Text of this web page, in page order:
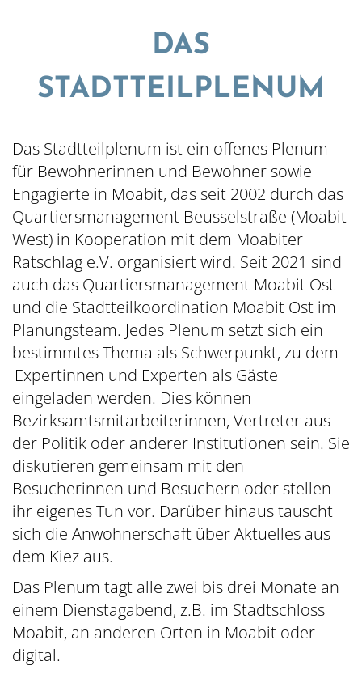
© QM Beusselstraße
Inhalt hinzufügen...
DAS
STADTTEILPLENUM
Das Stadtteilplenum ist ein offenes Plenum
für Bewohnerinnen und Bewohner sowie
Engagierte in Moabit, das seit 2002 durch das
Quartiersmanagement Beusselstraße (Moabit
West) in Kooperation mit dem Moabiter
Ratschlag e.V. organisiert wird. Seit 2021 sind
auch das Quartiersmanagement Moabit Ost
und die Stadtteilkoordination Moabit Ost im
Planungsteam. Jedes Plenum setzt sich ein
bestimmtes Thema als Schwerpunkt, zu dem
Expertinnen und Experten als Gäste
eingeladen werden. Dies können
Bezirksamtsmitarbeiterinnen, Vertreter aus
der Politik oder anderer Institutionen sein. Sie
diskutieren gemeinsam mit den
Besucherinnen und Besuchern oder stellen
ihr eigenes Tun vor. Darüber hinaus tauscht
sich die Anwohnerschaft über Aktuelles aus
dem Kiez aus.
Das Plenum tagt alle zwei bis drei Monate an
einem Dienstagabend, z.B. im Stadtschloss
Moabit, an anderen Orten in Moabit oder
digital.